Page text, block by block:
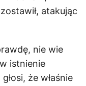
atakując
nie wie
istnienie
że właśnie